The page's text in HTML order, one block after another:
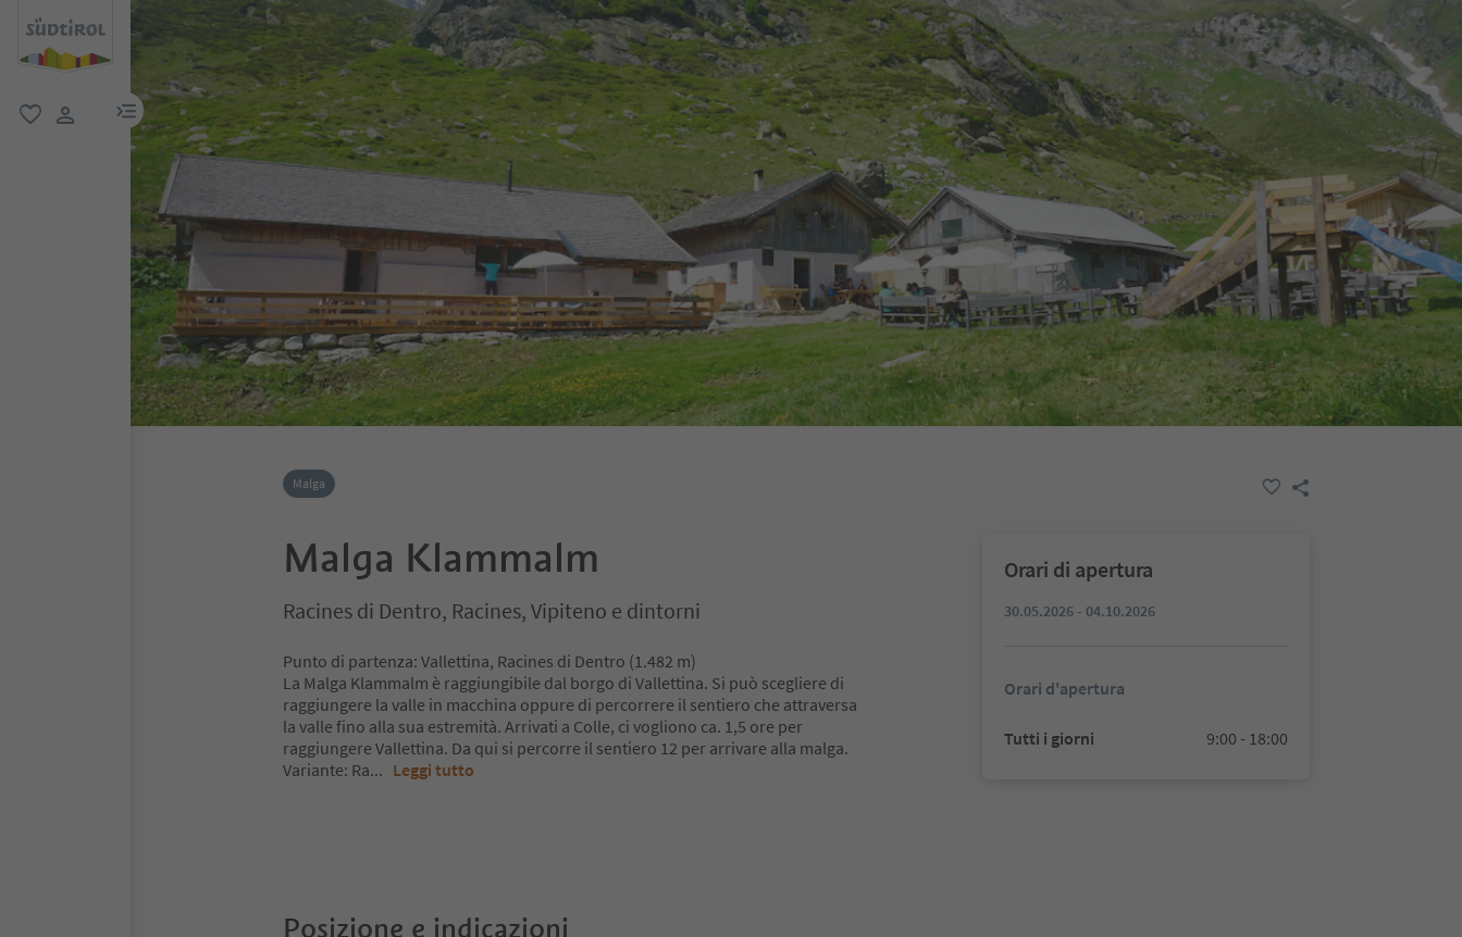
menu link
Malga
Malga Klammalm
Racines di Dentro, Racines, Vipiteno e dintorni
Punto di partenza: Vallettina, Racines di Dentro (1.482 m)
La Malga Klammalm è raggiungibile dal borgo di Vallettina. Si può scegliere di
raggiungere la valle in macchina oppure di percorrere il sentiero che attraversa
la valle fino alla sua estremità. Arrivati a Colle, ci vogliono ca. 1,5 ore per
raggiungere Vallettina. Da qui si percorre il sentiero 12 per arrivare alla malga.
Variante: Ra... Leggi tutto
Orari di apertura
30.05.2026 - 04.10.2026
Orari d'apertura
Tutti i giorni 9:00 - 18:00
Posizione e indicazioni